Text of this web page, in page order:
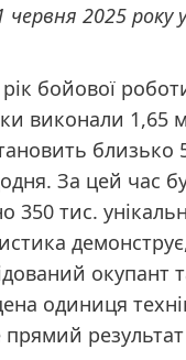
червня 2025 року
бойової
виконали 1,65
близько
За цей час
350 тис.
окупант
одиниця
прямий